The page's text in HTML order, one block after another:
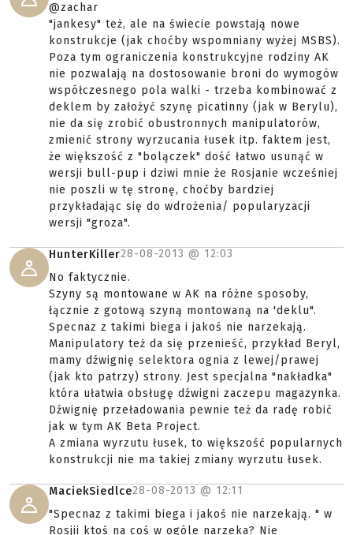
@zachar
"jankesy" też, ale na świecie powstają nowe
konstrukcje (jak choćby wspomniany wyżej MSBS).
Poza tym ograniczenia konstrukcyjne rodziny AK
nie pozwalają na dostosowanie broni do wymogów
współczesnego pola walki - trzeba kombinować z
deklem by założyć szynę picatinny (jak w Berylu),
nie da się zrobić obustronnych manipulatorów,
zmienić strony wyrzucania łusek itp. faktem jest,
że większość z "bolączek" dość łatwo usunąć w
wersji bull-pup i dziwi mnie że Rosjanie wcześniej
nie poszli w tę stronę, choćby bardziej
przykładając się do wdrożenia/ popularyzacji
wersji "groza".
HunterKiller28-08-2013 @ 12:03
No faktycznie.
Szyny są montowane w AK na różne sposoby,
łącznie z gotową szyną montowaną na 'deklu".
Specnaz z takimi biega i jakoś nie narzekają.
Manipulatory też da się przenieść, przykład Beryl,
mamy dźwignię selektora ognia z lewej/prawej
(jak kto patrzy) strony. Jest specjalna "nakładka"
która ułatwia obsługę dźwigni zaczepu magazynka.
Dźwignię przeładowania pewnie też da radę robić
jak w tym AK Beta Project.
A zmiana wyrzutu łusek, to większość popularnych
konstrukcji nie ma takiej zmiany wyrzutu łusek.
MaciekSiedlce28-08-2013 @ 12:11
"Specnaz z takimi biega i jakoś nie narzekają. " w
Rosjii ktoś na coś w ogóle narzeka? Nie